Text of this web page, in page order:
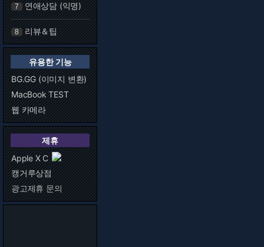
7 연애상담 (익명)
8 리뷰＆팁
유용한 기능
BG.GG (이미지 변환)
MacBook TEST
웹 카메라
제휴
Apple X C
캥거루상점
광고제휴 문의